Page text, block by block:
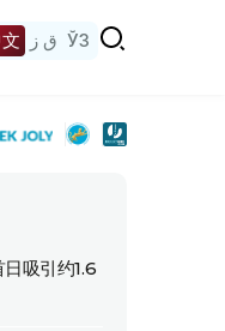
ق ز ЎЗ
吸引约1.6